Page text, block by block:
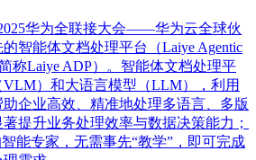
华为全联接大会——华为云全球伙
智能体文档处理平台（Laiye Agentic
简称Laiye ADP）。智能体文档处理平
）和大语言模型（LLM），利用
企业高效、精准地处理多语言、多版
提升业务处理效率与数据决策能力；
能专家，无需事先“教学”，即可完成